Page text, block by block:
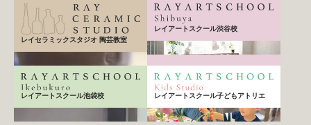
レイセラミックスタジオ 陶芸教室
レイアートスクール渋谷校
レイアートスクール池袋校 レイアートスクール子どもアトリエ